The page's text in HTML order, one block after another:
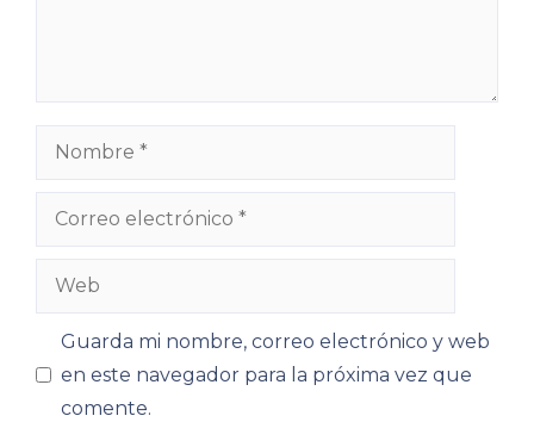
Nombre
Correo
Web
Guarda mi nombre, correo electrónico y web
en este navegador para la próxima vez que
comente.